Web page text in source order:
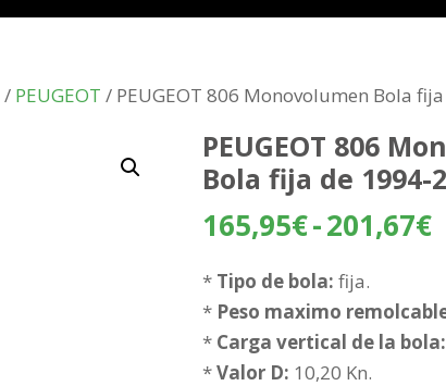
/ PEUGEOT / PEUGEOT 806 Monovolumen Bola
PEUGEOT 806
Bola fija de 1994-
165,95€-201,67€
* Tipo de bola: fija.
* Peso maximo
* Carga vertical de la bola:
*Valor D: 10,20 Kn.